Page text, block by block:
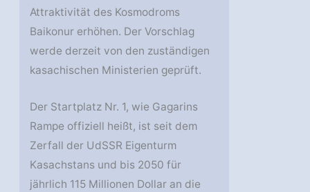
Attraktivität des Kosmodroms
Baikonur erhöhen. Der Vorschlag
werde derzeit von den zuständigen
kasachischen Ministerien geprüft.
Der Startplatz Nr. 1, wie Gagarins
Rampe offiziell heißt, ist seit dem
Zerfall der UdSSR Eigenturm
Kasachstans und bis 2050 für
jährlich 115 Millionen Dollar an die